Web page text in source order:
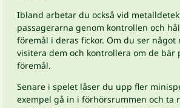
Ibland arbetar du också vid
passagerarna genom kontrollen och
föremål i deras fickor. Om du ser något
visitera dem och kontrollera om de bär
föremål.
Senare i spelet låser du upp fler
exempel gå in i förhörsrummen och ta